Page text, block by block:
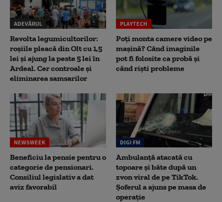
ADEVĂRUL
Revolta legumicultorilor:
roșiile pleacă din Olt cu 1,5
lei și ajung la peste 5 lei în
Ardeal. Cer controale și
eliminarea samsarilor
PLAYTECH
Poți monta camere video pe
mașină? Când imaginile
pot fi folosite ca probă și
când riști probleme
NEWSWEEK
Beneficiu la pensie pentru o
categorie de pensionari.
Consiliul legislativ a dat
aviz favorabil
DIGI FM
Ambulanță atacată cu
topoare și bâte după un
zvon viral de pe TikTok.
Șoferul a ajuns pe masa de
operație